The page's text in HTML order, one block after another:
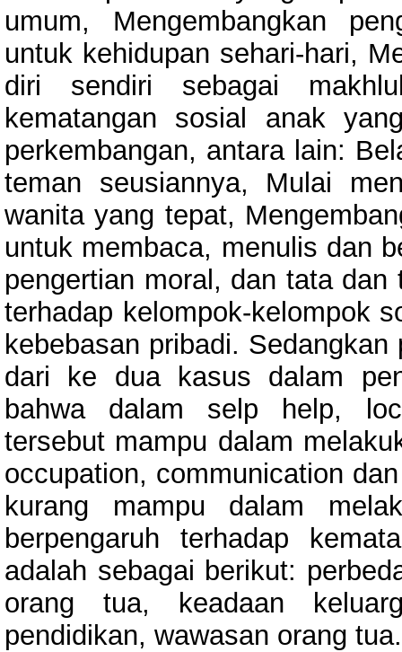
umum, Mengembangkan
untuk kehidupan sehari-hari,
diri sendiri sebagai
kematangan sosial anak
perkembangan, antara lain:
teman seusiannya, Mulai
wanita yang tepat,
untuk membaca, menulis dan
pengertian moral, dan tata
terhadap kelompok-kelompok
kebebasan pribadi.
dari ke dua kasus dalam
bahwa dalam selp help,
tersebut mampu dalam
occupation, communication
kurang mampu dalam
berpengaruh terhadap
adalah sebagai berikut:
orang tua, keadaan
pendidikan, wawasan orang tua.